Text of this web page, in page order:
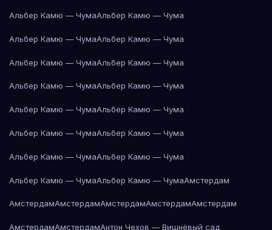
Альбер Камю — ЧумаАльбер Камю — Чума
Альбер Камю — ЧумаАльбер Камю — Чума
Альбер Камю — ЧумаАльбер Камю — Чума
Альбер Камю — ЧумаАльбер Камю — Чума
Альбер Камю — ЧумаАльбер Камю — Чума
Альбер Камю — ЧумаАльбер Камю — Чума
Альбер Камю — ЧумаАльбер Камю — Чума
Альбер Камю — ЧумаАльбер Камю — ЧумаАмстердам
АмстердамАмстердамАмстердамАмстердамАмстердам
АмстердамАмстердамАнтон Чехов — Вишнёвый сад